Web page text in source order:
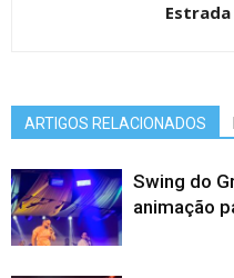
Estrada
ARTIGOS RELACIONADOS
Swing do
animação